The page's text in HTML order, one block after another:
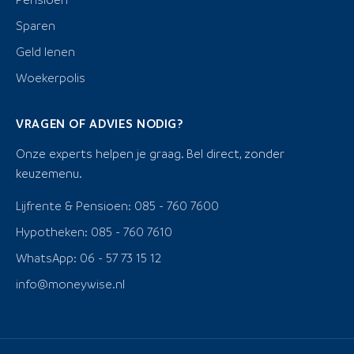
Sparen
Geld lenen
Woekerpolis
VRAGEN OF ADVIES NODIG?
Onze experts helpen je graag. Bel direct, zonder
keuzemenu.
Lijfrente & Pensioen: 085 - 760 7600
Hypotheken: 085 - 760 7610
WhatsApp: 06 - 57 73 15 12
info@moneywise.nl